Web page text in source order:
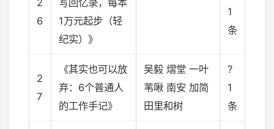
2
6
写回忆录，每本
1万元起步（轻
纪实）》
1
条
2
7
《其实也可以放
弃：6个普通人
的工作手记》
吴毅 熠堂 一叶
苇啾 南安 加简
田里和树
?
1
条